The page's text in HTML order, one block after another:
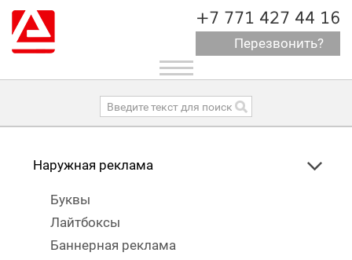
+7 771 427 44 16
Перезвонить?
Toggle
navigation
Наружная реклама
Буквы
Лайтбоксы
Баннерная реклама